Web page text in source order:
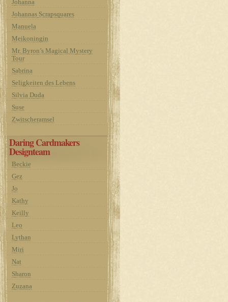
Johanna
Johannas Scrapsquares
Manuela
Meikoningin
Mr. Byron’s Magical Mystery
Tour
Sabrina
Seligkeiten des Lebens
Silvia Duda
Suse
Zwitscheramsel
Daring Cardmakers
Designteam
Beckie
Gez
Jo
Kathy
Keilly
Leo
Lythan
Miri
Nat
Sharon
Zuzana